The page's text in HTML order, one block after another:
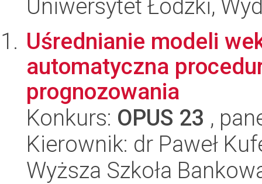
Uniwersytet Łódzki,
Uśrednianie modeli
automatyczna
prognozowania
Konkurs: OPUS 23 ,
Kierownik: dr Paweł
Wyższa Szkoła